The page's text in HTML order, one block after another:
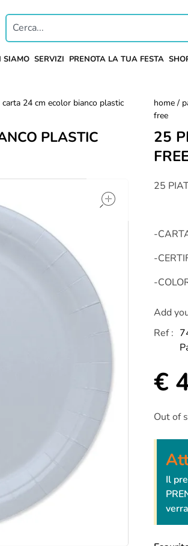
SIAMO SERVIZI PRENOTA LA TUA FESTA
24 cm ecolor bianco plastic
PLASTIC
home /
free
25
25
-
-
-
Add
Ref :
€
Out of
Il